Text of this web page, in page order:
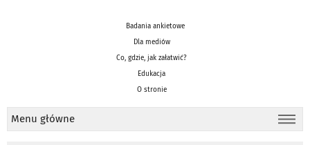
Badania ankietowe
Dla mediów
Co, gdzie, jak załatwić?
Edukacja
O stronie
Menu główne